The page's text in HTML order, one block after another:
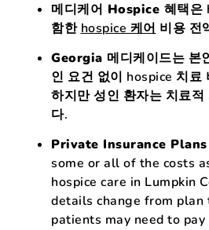
메디케어 Hospice 혜택은
함한 hospice 케어 비용 전
Georgia 메디케이드는 본
인 요건 없이 hospice 치료
하지만 성인 환자는 치료
다.
Private Insurance Plans
some or all of the costs
hospice care in Lumpkin
details change from plan
patients may need to pay